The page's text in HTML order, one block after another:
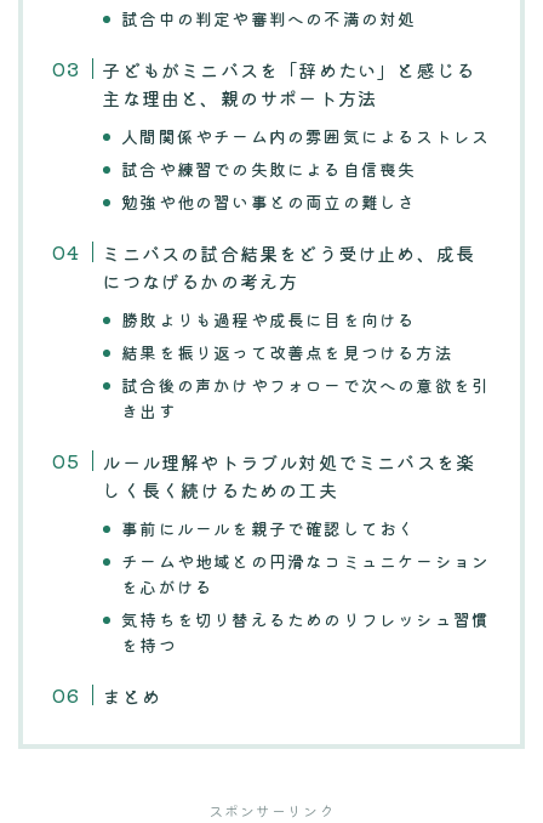
試合中の判定や審判への不満の対処
子どもがミニバスを「辞めたい」と感じる
主な理由と、親のサポート方法
人間関係やチーム内の雰囲気によるストレス
試合や練習での失敗による自信喪失
勉強や他の習い事との両立の難しさ
ミニバスの試合結果をどう受け止め、成長
につなげるかの考え方
勝敗よりも過程や成長に目を向ける
結果を振り返って改善点を見つける方法
試合後の声かけやフォローで次への意欲を引
き出す
ルール理解やトラブル対処でミニバスを楽
しく長く続けるための工夫
事前にルールを親子で確認しておく
チームや地域との円滑なコミュニケーション
を心がける
気持ちを切り替えるためのリフレッシュ習慣
を持つ
まとめ
スポンサーリンク